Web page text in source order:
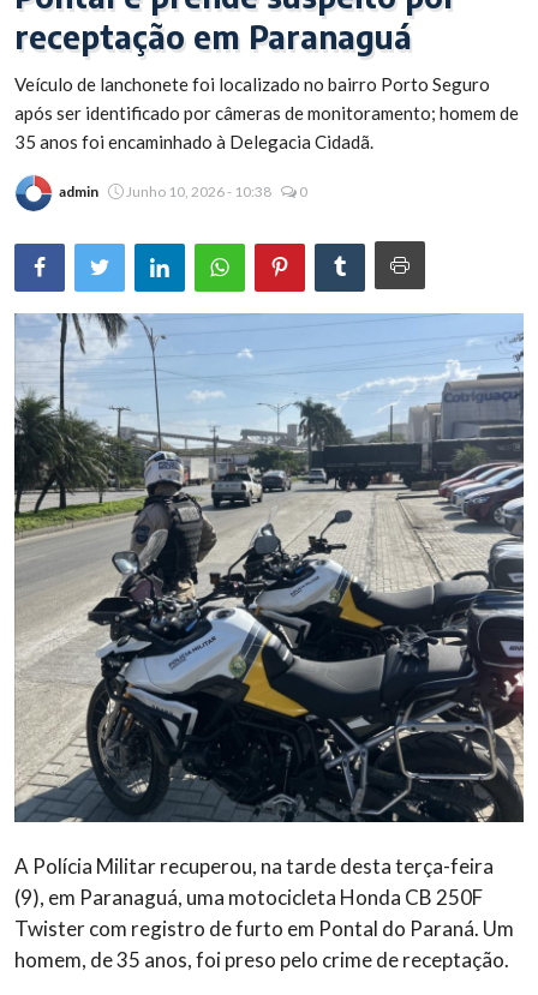
Brasil
receptação em Paranaguá
Veículo de lanchonete foi localizado no bairro Porto Seguro
após ser identificado por câmeras de monitoramento; homem de
35 anos foi encaminhado à Delegacia Cidadã.
admin Junho 10, 2026 - 10:38 0
A Polícia Militar recuperou, na tarde desta terça-feira
(9), em Paranaguá, uma motocicleta Honda CB 250F
Twister com registro de furto em Pontal do Paraná. Um
homem, de 35 anos, foi preso pelo crime de receptação.